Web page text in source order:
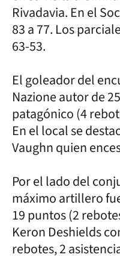
Rivadavia. En el
83 a 77. Los
63-53.
El goleador del
Nazione autor de
patagónico (4
En el local se
Vaughn quien
Por el lado del
máximo artillero
19 puntos (2
Keron Deshields
rebotes, 2